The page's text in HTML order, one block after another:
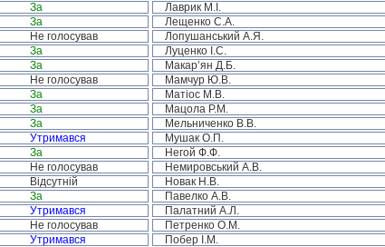
За Лаврик М.І.
За Лещенко С.А.
Не голосував Лопушанський А.Я.
За Луценко І.С.
За Макар’ян Д.Б.
Не голосував Мамчур Ю.В.
За Матіос М.В.
За Мацола Р.М.
За Мельниченко В.В.
Утримався Мушак О.П.
За Негой Ф.Ф.
Не голосував Немировський А.В.
Відсутній Новак Н.В.
За Павелко А.В.
Утримався Палатний А.Л.
Не голосував Петренко О.М.
Утримався Побер І.М.